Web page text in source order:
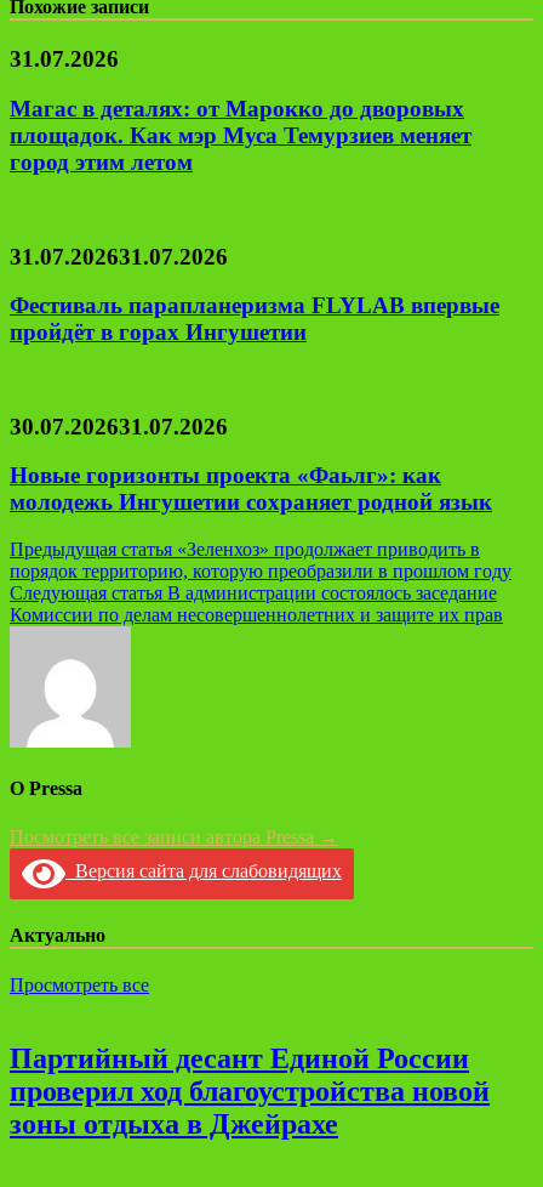
Похожие записи
31.07.2026
Магас в деталях: от Марокко до дворовых
площадок. Как мэр Муса Темурзиев меняет
город этим летом
31.07.202631.07.2026
Фестиваль парапланеризма FLYLAB впервые
пройдёт в горах Ингушетии
30.07.202631.07.2026
Новые горизонты проекта «Фаьлг»: как
молодежь Ингушетии сохраняет родной язык
Навигация
по
записям
Предыдущая статья «Зеленхоз» продолжает приводить в
порядок территорию, которую преобразили в прошлом году
Следующая статья В администрации состоялось заседание
Комиссии по делам несовершеннолетних и защите их прав
О Pressa
Посмотреть все записи автора Pressa →
Версия сайта для слабовидящих
Актуально
Просмотреть все
Партийный десант Единой России
проверил ход благоустройства новой
зоны отдыха в Джейрахе